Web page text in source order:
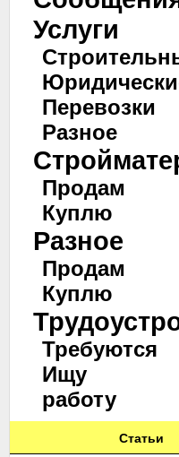
Услуги
Перевозки
Разное
Продам
Куплю
Разное
Продам
Куплю
Требуются
Ищу
работу
Статьи